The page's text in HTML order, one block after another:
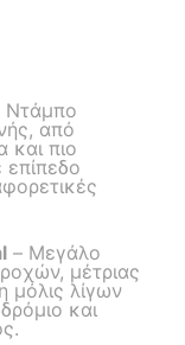
Ντάμπο
από
και πιο
επίπεδο
– Μεγάλο
μέτριας
μόλις λίγων
και